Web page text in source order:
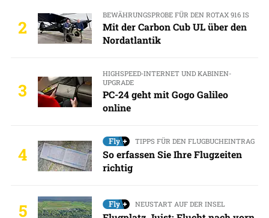
2
BEWÄHRUNGSPROBE FÜR DEN ROTAX 916 IS
Mit der Carbon Cub UL über den
Nordatlantik
3
HIGHSPEED-INTERNET UND KABINEN-
UPGRADE
PC-24 geht mit Gogo Galileo
online
4
TIPPS FÜR DEN FLUGBUCHEINTRAG
So erfassen Sie Ihre Flugzeiten
richtig
5 NEUSTART AUF DER INSEL